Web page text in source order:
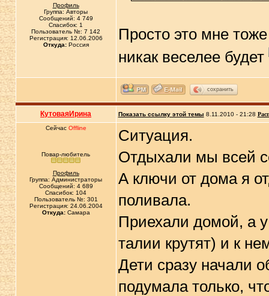
Профиль
Группа: Авторы
Сообщений: 4 749
Спасибок: 1
Пользователь №: 7 142
Регистрация: 12.06.2006
Откуда:Россия
Просто это мне
никак веселее будет
сохранить
КутоваяИрина Показать ссылку этой темы 8.11.2010 - 21:28
Сейчас Offline
Повар-любитель
Профиль
Группа: Администраторы
Сообщений: 4 689
Спасибок: 104
Пользователь №: 301
Регистрация: 24.06.2004
Откуда:Самара
Ситуация.
Отдыхали мы всей
А ключи от дома я
поливала.
Приехали домой, а
талии крутят) и к
Дети сразу начали
подумала только,